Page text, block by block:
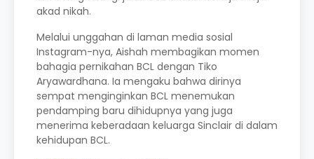
akad nikah.
Melalui unggahan di laman media sosial
Instagram-nya, Aishah membagikan momen
bahagia pernikahan BCL dengan Tiko
Aryawardhana. Ia mengaku bahwa dirinya
sempat menginginkan BCL menemukan
pendamping baru dihidupnya yang juga
menerima keberadaan keluarga Sinclair di dalam
kehidupan BCL.